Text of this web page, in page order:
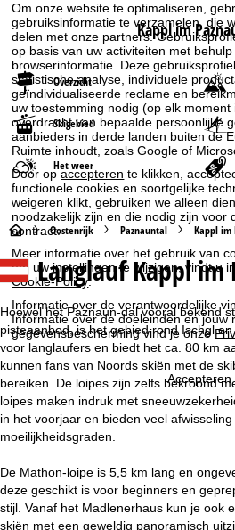
Om onze website te optimaliseren,
gebruiksinformatie te verzamelen, die
delen met onze partners.
op basis van uw activiteiten met
browserinformatie. Deze
statistische analyse, individuele
geïndividualiseerde reclame en
uw toestemming nodig (op elk
overdracht van bepaalde persoonlijke
aanbieders in derde landen buiten de
Ruimte inhoudt, zoals Google of
Door opaccepteren te klikken,
functionele cookies en soortgelijke
weigeren klikt, gebruiken we alleen
noodzakelijk zijn en die nodig zijn voor
contract.
Meer informatie over het gebruik van
om uw instellingen te wijzigen, vindt u
Cookie-Policy.
Informatie over de verantwoordelijke
Informatie over de doeleinden en jouw
gegevensbescherming vind je onze
Accepteren
Kappl im
Overzicht
Skigebied
Het weer
S
t
a
r
a
i
Oostenrijk Paznauntal Kappl im
Langlauf Kappl im
Hoewel het Paznaun-dal vooral bekend
pisteaanbod, is het gebied rond Ischgl
voor langlaufers en biedt het ca. 80 km
kunnen fans van Noords skiën met de
bereiken. De loipes zijn zelfs bekroond
loipes maken indruk met
in het voorjaar en bieden veel
moeilijkheidsgraden.
De Mathon-loipe is 5,5 km lang en
deze geschikt is voor beginners en
stijl. Vanaf het Madlenerhaus kun je ook
skiën met een geweldig panoramisch